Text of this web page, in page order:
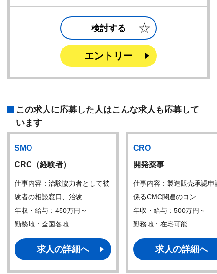
検討する
エントリー
この求人に応募した人はこんな求人も応募して
います
SMO
CRC（経験者）
仕事内容：治験協力者として被
験者の相談窓口、治験…
年収・給与：450万円～
勤務地：全国各地
求人の詳細へ
CRO
開発薬事
仕事内容：製造販売承認申
係るCMC関連のコン…
年収・給与：500万円～
勤務地：在宅可能
求人の詳細へ